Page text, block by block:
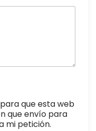
que esta web
que envío para
mi petición.